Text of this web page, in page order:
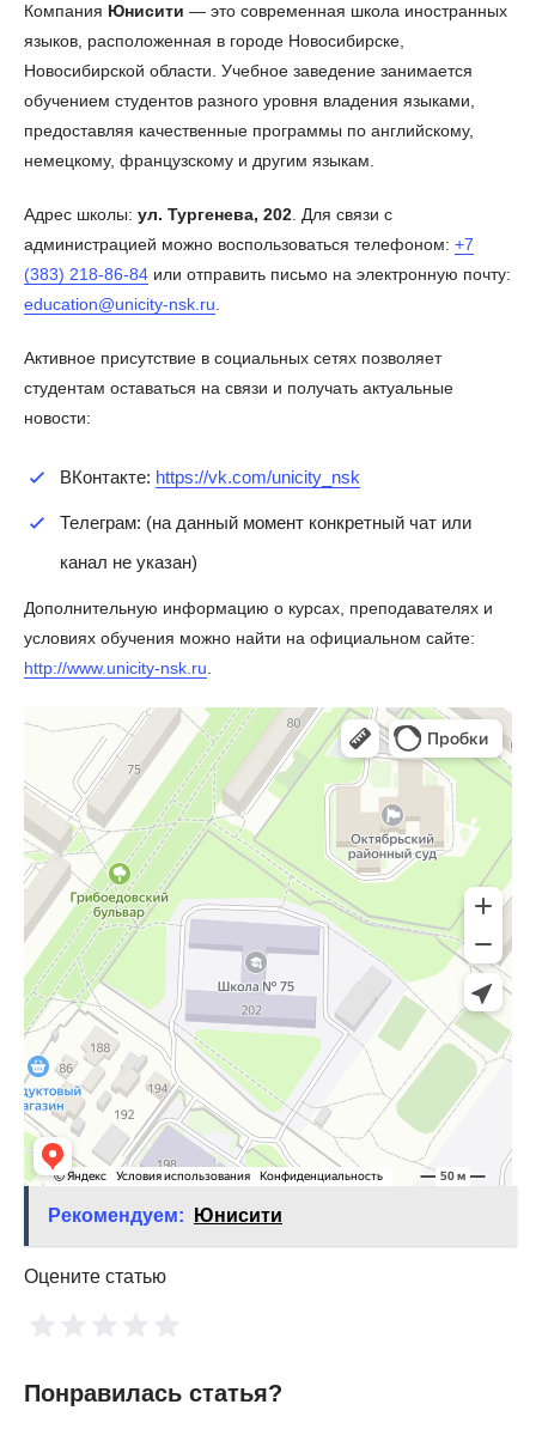
Компания Юнисити — это современная школа иностранных
языков, расположенная в городе Новосибирске,
Новосибирской области. Учебное заведение занимается
обучением студентов разного уровня владения языками,
предоставляя качественные программы по английскому,
немецкому, французскому и другим языкам.
Адрес школы: ул. Тургенева, 202 . Для связи с
администрацией можно воспользоваться телефоном: +7
(383) 218-86-84 или отправить письмо на электронную почту:
education@unicity-nsk.ru
Активное присутствие в социальных сетях позволяет
студентам оставаться на связи и получать актуальные
новости:
ВКонтакте: https://vk.com/unicity_nsk
Телеграм: (на данный момент конкретный чат или
канал не указан)
Дополнительную информацию о курсах, преподавателях и
условиях обучения можно найти на официальном сайте:
http://www.unicity-nsk.ru
Рекомендуем: Юнисити
Оцените статью
Понравилась статья?